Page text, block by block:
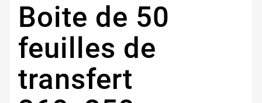
Boite de 50
feuilles de
transfert